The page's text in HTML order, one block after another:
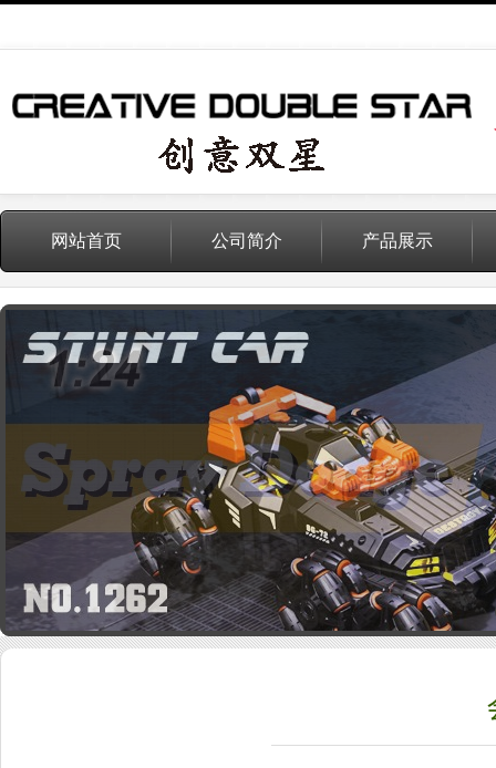
网站首页 公司简介 产品展示